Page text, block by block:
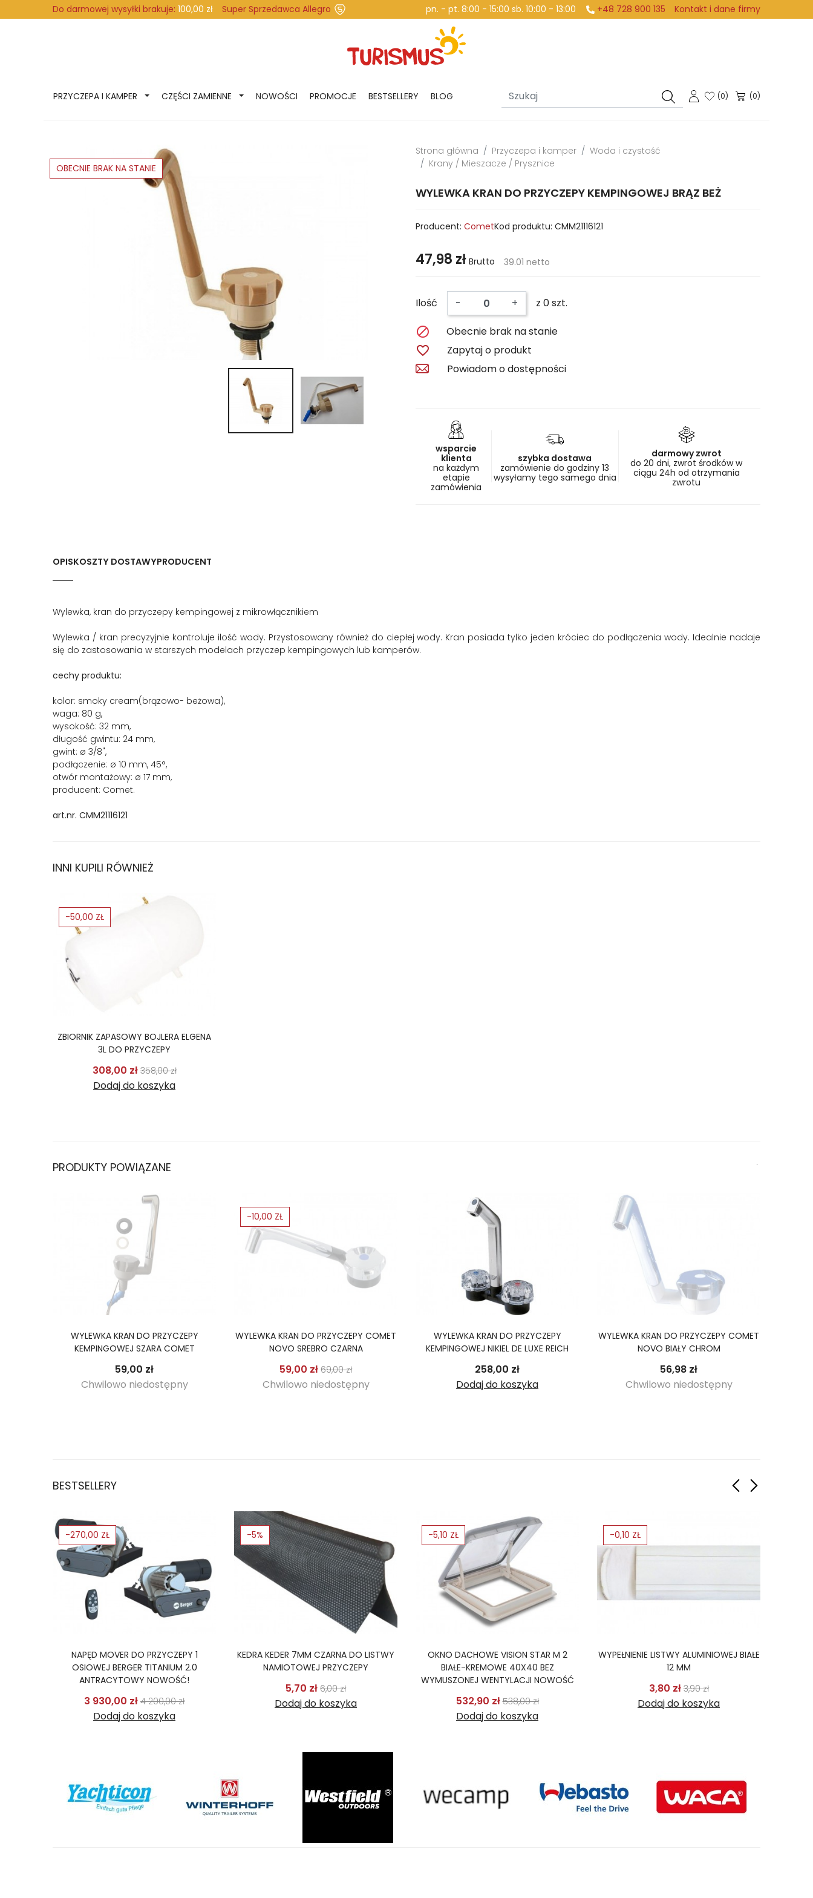
Do darmowej wysyłki brakuje: 100,00 zł Super Sprzedawca Allegro pn. - pt. 8:00 - 15:00 sb. 10:00 - 13:00 +48 728 900 135 Kontakt i dane firmy
PRZYCZEPA I KAMPER CZĘŚCI ZAMIENNE NOWOŚCI PROMOCJE BESTSELLERY BLOG (0) (0)
OBECNIE BRAK NA STANIE
Strona główna Przyczepa i kamper
Woda i czystość
Krany / Mieszacze / Prysznice
WYLEWKA KRAN DO PRZYCZEPY KEMPINGOWEJ BRĄZ BEŻ
Producent: CometKod produktu: CMM21116121
47,98 zł Brutto 39.01 netto
Ilość - + z 0 szt.
 Obecnie brak na stanie

Zapytaj o produkt
Powiadom o dostępności
wsparcie
klienta
na każdym
etapie
zamówienia
szybka dostawa
zamówienie do godziny 13
wysyłamy tego samego dnia
darmowy zwrot
do 20 dni, zwrot środków w
ciągu 24h od otrzymania
zwrotu
OPISKOSZTY DOSTAWYPRODUCENT
Wylewka, kran do przyczepy kempingowej z mikrowłącznikiem
Wylewka / kran precyzyjnie kontroluje ilość wody. Przystosowany również do ciepłej wody. Kran posiada tylko jeden króciec do podłączenia wody. Idealnie nadaje
się do zastosowania w starszych modelach przyczep kempingowych lub kamperów.
cechy produktu:
kolor: smoky cream(brązowo- beżowa),
waga: 80 g,
wysokość: 32 mm,
długość gwintu: 24 mm,
gwint: ø 3/8",
podłączenie: ø 10 mm, 45°,
otwór montażowy: ø 17 mm,
producent: Comet.
art.nr. CMM21116121
INNI KUPILI RÓWNIEŻ
ZBIORNIK ZAPASOWY BOJLERA ELGENA
3L DO PRZYCZEPY
308,00 złCena podstawowa
358,00 złCena
Dodaj do koszyka
-50,00 ZŁ
PRODUKTY POWIĄZANE
WYLEWKA KRAN DO PRZYCZEPY
KEMPINGOWEJ SZARA COMET
59,00 złCena
Chwilowo niedostępny
WYLEWKA KRAN DO PRZYCZEPY COMET
NOVO SREBRO CZARNA
59,00 złCena podstawowa
69,00 złCena
Chwilowo niedostępny
-10,00 ZŁ
WYLEWKA KRAN DO PRZYCZEPY
KEMPINGOWEJ NIKIEL DE LUXE REICH
258,00 złCena
Dodaj do koszyka
WYLEWKA KRAN DO PRZYCZEPY COMET
NOVO BIAŁY CHROM
56,98 złCena
Chwilowo niedostępny
BESTSELLERY
NAPĘD MOVER DO PRZYCZEPY 1
OSIOWEJ BERGER TITANIUM 2.0
ANTRACYTOWY NOWOŚĆ!
3 930,00 złCena podstawowa
4 200,00 złCena
Dodaj do koszyka
-270,00 ZŁ
KEDRA KEDER 7MM CZARNA DO LISTWY
NAMIOTOWEJ PRZYCZEPY
5,70 złCena podstawowa
6,00 złCena
Dodaj do koszyka
-5%
OKNO DACHOWE VISION STAR M 2
BIAŁE-KREMOWE 40X40 BEZ
WYMUSZONEJ WENTYLACJI NOWOŚĆ
532,90 złCena podstawowa
538,00 złCena
Dodaj do koszyka
-5,10 ZŁ
WYPEŁNIENIE LISTWY ALUMINIOWEJ BIAŁE
12 MM
3,80 złCena podstawowa
3,90 złCena
Dodaj do koszyka
-0,10 ZŁ